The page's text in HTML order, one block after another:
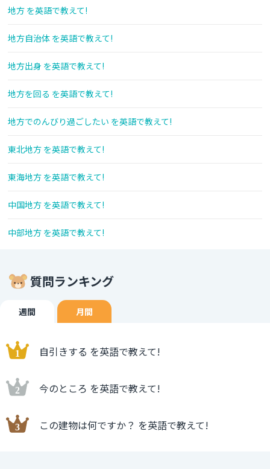
地方 を英語で教えて!
地方自治体 を英語で教えて!
地方出身 を英語で教えて!
地方を回る を英語で教えて!
地方でのんびり過ごしたい を英語で教えて!
東北地方 を英語で教えて!
東海地方 を英語で教えて!
中国地方 を英語で教えて!
中部地方 を英語で教えて!
質問ランキング
週間 月間
自引きする を英語で教えて!
今のところ を英語で教えて!
この建物は何ですか？ を英語で教えて!